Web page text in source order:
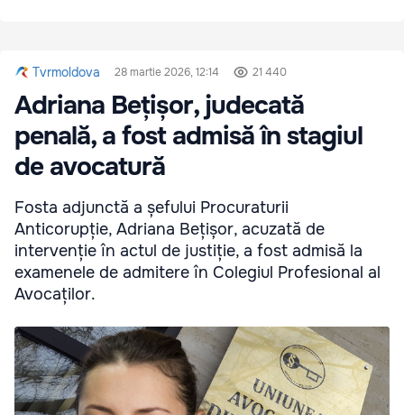
Tvrmoldova 28 martie 2026, 12:14 21 440
Adriana Bețișor, judecată
penală, a fost admisă în stagiul
de avocatură
Fosta adjunctă a șefului Procuraturii
Anticorupție, Adriana Bețișor, acuzată de
intervenție în actul de justiție, a fost admisă la
examenele de admitere în Colegiul Profesional al
Avocaților.